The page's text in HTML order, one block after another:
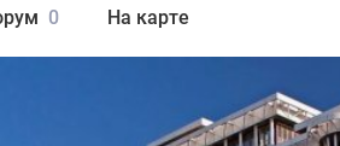
0 На карте